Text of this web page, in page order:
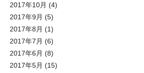
2017年10月 (4)
2017年9月 (5)
2017年8月 (1)
2017年7月 (6)
2017年6月 (8)
2017年5月 (15)